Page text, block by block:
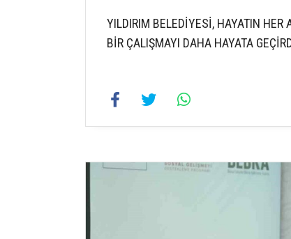
YILDIRIM BELEDİYESİ, HAYATIN
BİR ÇALIŞMAYI DAHA HAYATA